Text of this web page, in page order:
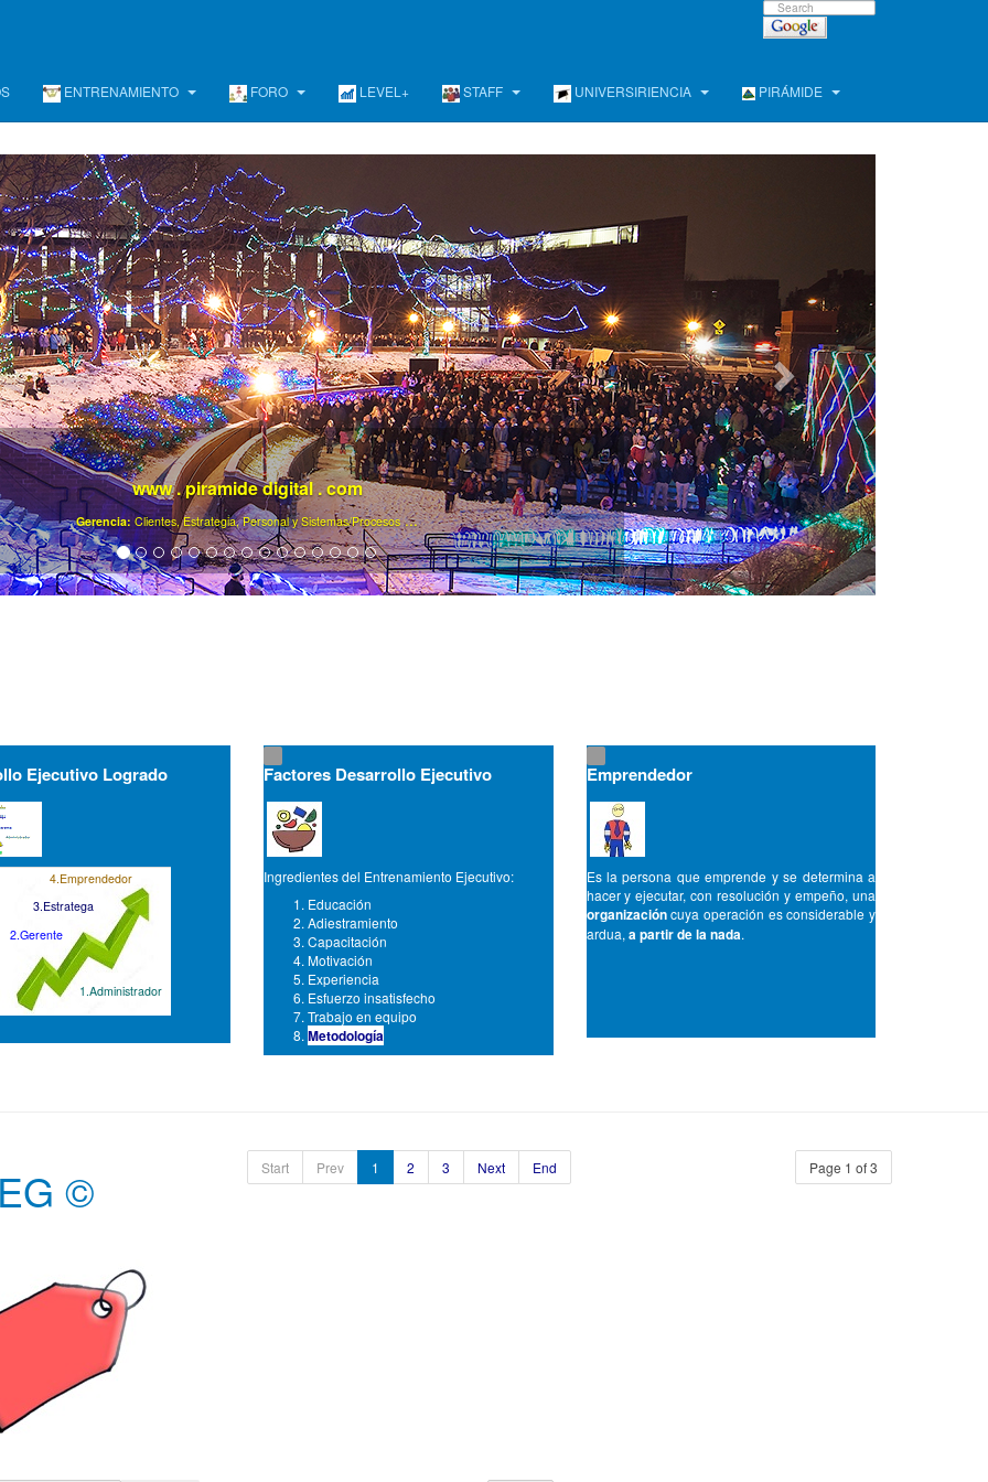
ENTRENAMIENTO FORO LEVEL+ STAFF UNIVERSIRIENCIA PIRÁMIDE
www . piramide digital . com
Gerencia: Clientes, Estrategia, Personal y Sistemas/Procesos...
Ejecutivo Logrado
4.Emprendedor
3.Estratega
2.Gerente
1.Administrador
Factores Desarrollo Ejecutivo
Ingredientes del Entrenamiento Ejecutivo:
Educación
Adiestramiento
Capacitación
Motivación
Experiencia
Esfuerzo insatisfecho
Trabajo en equipo
Metodología
Emprendedor
Es la persona que emprende y se determina a
hacer y ejecutar, con resolución y empeño, una
organizacióncuya operación es considerable y
ardua, a partir de la nada.
© Page 1 of 3
Start Prev 1 2 3 Next End